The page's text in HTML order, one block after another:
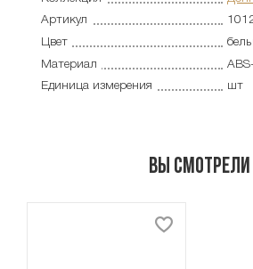
Артикул
Цвет
Материал
Единица измерения
шт
Вы смотрели